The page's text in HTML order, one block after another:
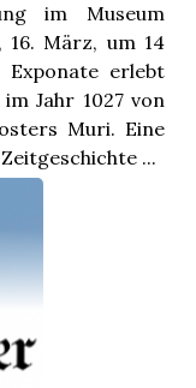
im Museum
März, um 14
erlebt
Jahr 1027 von
Muri. Eine
...